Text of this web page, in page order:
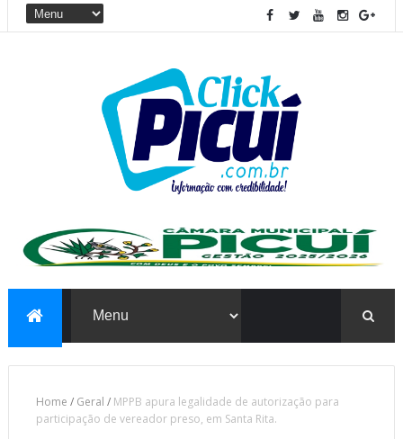
Home / Geral / MPPB apura legalidade de autorização para
participação de vereador preso, em Santa Rita.